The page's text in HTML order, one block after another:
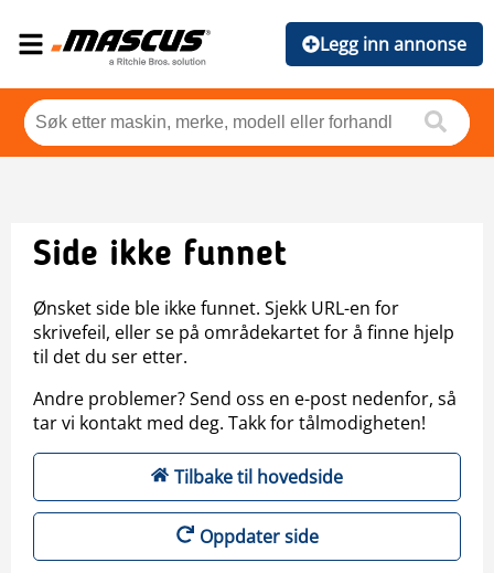
Legg inn annonse
Side ikke funnet
Ønsket side ble ikke funnet. Sjekk URL-en for
skrivefeil, eller se på områdekartet for å finne hjelp
til det du ser etter.
Andre problemer? Send oss en e-post nedenfor, så
tar vi kontakt med deg. Takk for tålmodigheten!
Tilbake til hovedside
Oppdater side